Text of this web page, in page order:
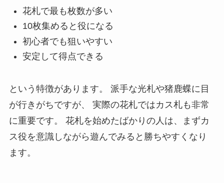
花札で最も枚数が多い
10枚集めると役になる
初心者でも狙いやすい
安定して得点できる
という特徴があります。 派手な光札や猪鹿蝶に目
が行きがちですが、 実際の花札ではカス札も非常
に重要です。 花札を始めたばかりの人は、まずカ
ス役を意識しながら遊んでみると勝ちやすくなり
ます。